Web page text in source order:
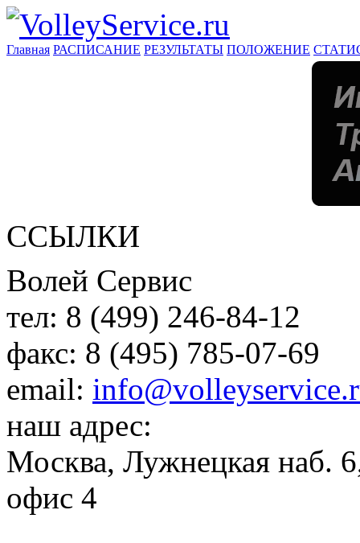
Главная РАСПИСАНИЕ РЕЗУЛЬТАТЫ ПОЛОЖЕНИЕ
ССЫЛКИ
Волей Сервис
тел: 8 (499) 246-84-12
факс: 8 (495) 785-07-69
email:
наш адрес:
Москва, Лужнецкая наб.
офис 4